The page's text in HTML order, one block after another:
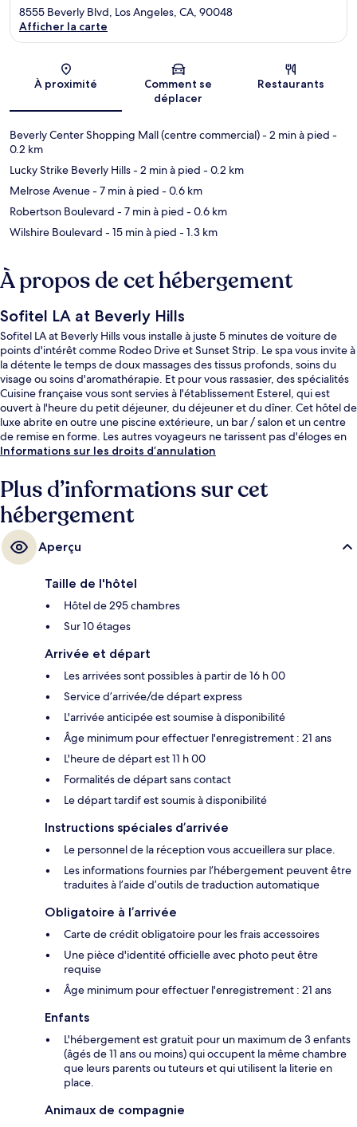
Carte
8555 Beverly Blvd, Los Angeles, CA, 90048
Afficher la carte
À proximité
Comment se
déplacer
Restaurants
Beverly Center Shopping Mall (centre commercial)- 2 min à pied -
0.2 km
Lucky Strike Beverly Hills- 2 min à pied - 0.2 km
Melrose Avenue- 7 min à pied - 0.6 km
Robertson Boulevard - 7 min à pied - 0.6 km
Wilshire Boulevard - 15 min à pied - 1.3 km
À propos de cet hébergement
Sofitel LA at Beverly Hills
Sofitel LA at Beverly Hills vous installe à juste 5 minutes de voiture de
points d'intérêt comme Rodeo Drive et Sunset Strip. Le spa vous invite à
la détente le temps de doux massages des tissus profonds, soins du
visage ou soins d'aromathérapie. Et pour vous rassasier, des spécialités
Cuisine française vous sont servies à l'établissement Esterel, qui est
ouvert à l'heure du petit déjeuner, du déjeuner et du dîner. Cet hôtel de
luxe abrite en outre une piscine extérieure, un bar / salon et un centre
de remise en forme. Les autres voyageurs ne tarissent pas d'éloges en
ce qui concerne la literie de qualité et le personnel attentionné.
Informations sur les droits d’annulation
Plus d’informations sur cet
hébergement
Aperçu
Taille de l'hôtel
Hôtel de 295 chambres
Sur 10 étages
Arrivée et départ
Les arrivées sont possibles à partir de 16 h 00
Service d’arrivée/de départ express
L'arrivée anticipée est soumise à disponibilité
Âge minimum pour effectuer l'enregistrement : 21 ans
L'heure de départ est 11 h 00
Formalités de départ sans contact
Le départ tardif est soumis à disponibilité
Instructions spéciales d’arrivée
Le personnel de la réception vous accueillera sur place.
Les informations fournies par l’hébergement peuvent être
traduites à l’aide d’outils de traduction automatique
Obligatoire à l’arrivée
Carte de crédit obligatoire pour les frais accessoires
Une pièce d'identité officielle avec photo peut être
requise
Âge minimum pour effectuer l'enregistrement : 21 ans
Enfants
L'hébergement est gratuit pour un maximum de 3 enfants
(âgés de 11 ans ou moins) qui occupent la même chambre
que leurs parents ou tuteurs et qui utilisent la literie en
place.
Animaux de compagnie